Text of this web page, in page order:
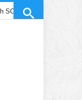
4/2025